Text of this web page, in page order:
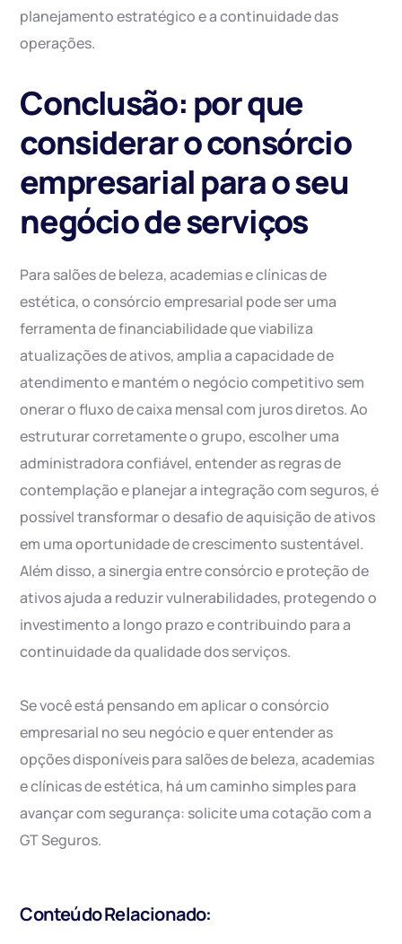
planejamento estratégico e a continuidade das
operações.
Conclusão: por que
considerar o consórcio
empresarial para o seu
negócio de serviços
Para salões de beleza, academias e clínicas de
estética, o consórcio empresarial pode ser uma
ferramenta de financiabilidade que viabiliza
atualizações de ativos, amplia a capacidade de
atendimento e mantém o negócio competitivo sem
onerar o fluxo de caixa mensal com juros diretos. Ao
estruturar corretamente o grupo, escolher uma
administradora confiável, entender as regras de
contemplação e planejar a integração com seguros, é
possível transformar o desafio de aquisição de ativos
em uma oportunidade de crescimento sustentável.
Além disso, a sinergia entre consórcio e proteção de
ativos ajuda a reduzir vulnerabilidades, protegendo o
investimento a longo prazo e contribuindo para a
continuidade da qualidade dos serviços.
Se você está pensando em aplicar o consórcio
empresarial no seu negócio e quer entender as
opções disponíveis para salões de beleza, academias
e clínicas de estética, há um caminho simples para
avançar com segurança: solicite uma cotação com a
GT Seguros.
Conteúdo Relacionado: